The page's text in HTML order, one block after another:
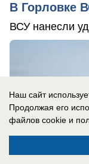
В Горловке
ВСУ нанесли
Наш сайт
Продолжая его
файлов cookie и